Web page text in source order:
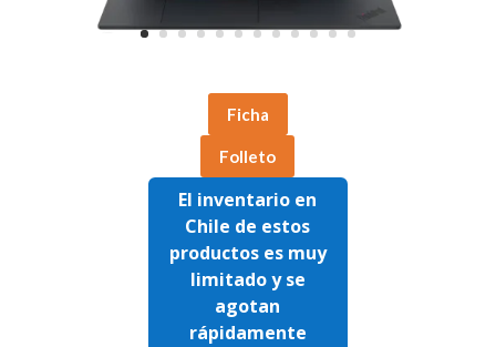
Ficha
Folleto
El inventario en
Chile de estos
productos es muy
limitado y se
agotan
rápidamente